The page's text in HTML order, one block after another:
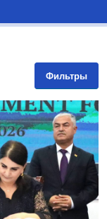
Фильтры